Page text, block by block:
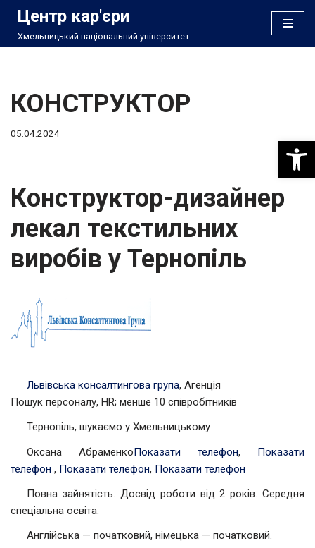
Перейти
Центр кар'єри
Хмельницький національний університет
КОНСТРУКТОР
05.04.2024
Конструктор-дизайнер
лекал текстильних
виробів у Тернопіль
Львівська консалтингова група, Агенція
Пошук персоналу, HR; менше 10 співробітників
Тернопіль, шукаємо у Хмельницькому
Оксана АбраменкоПоказати телефон, Показати
телефон , Показати телефон, Показати телефон
Повна зайнятість. Досвід роботи від 2 років. Середня
спеціальна освіта.
Англійська — початковий, німецька — початковий.